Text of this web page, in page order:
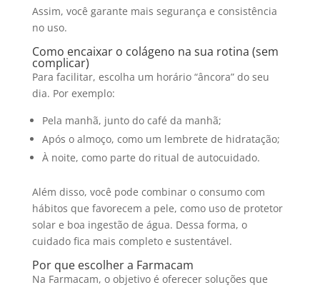
Assim, você garante mais segurança e consistência
no uso.
Como encaixar o colágeno na sua rotina (sem
complicar)
Para facilitar, escolha um horário “âncora” do seu
dia. Por exemplo:
Pela manhã, junto do café da manhã;
Após o almoço, como um lembrete de hidratação;
À noite, como parte do ritual de autocuidado.
Além disso, você pode combinar o consumo com
hábitos que favorecem a pele, como uso de protetor
solar e boa ingestão de água. Dessa forma, o
cuidado fica mais completo e sustentável.
Por que escolher a Farmacam
Na Farmacam, o objetivo é oferecer soluções que